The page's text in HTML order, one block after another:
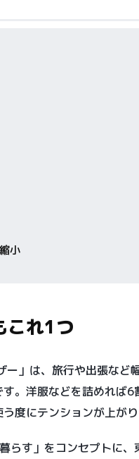
小
これ1つ
ー」は、旅行や出張など
。洋服などを詰めれば6
度にテンションが上がり
らす」をコンセプトに、